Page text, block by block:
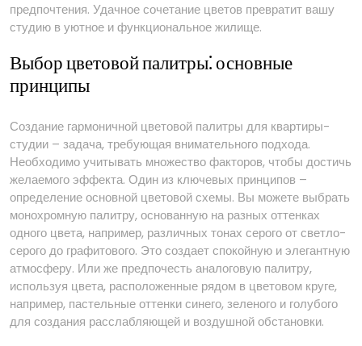
предпочтения. Удачное сочетание цветов превратит вашу
студию в уютное и функциональное жилище.
Выбор цветовой палитры⁚ основные
принципы
Создание гармоничной цветовой палитры для квартиры-
студии – задача, требующая внимательного подхода.
Необходимо учитывать множество факторов, чтобы достичь
желаемого эффекта. Один из ключевых принципов –
определение основной цветовой схемы. Вы можете выбрать
монохромную палитру, основанную на разных оттенках
одного цвета, например, различных тонах серого от светло-
серого до графитового. Это создает спокойную и элегантную
атмосферу. Или же предпочесть аналоговую палитру,
используя цвета, расположенные рядом в цветовом круге,
например, пастельные оттенки синего, зеленого и голубого
для создания расслабляющей и воздушной обстановки.